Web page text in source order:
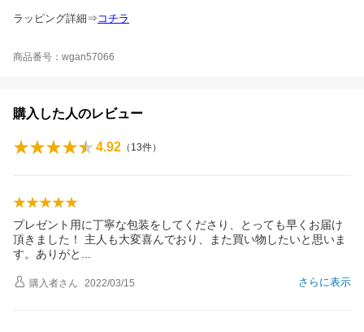
ラッピング詳細⇒ コチラ
商品番号：wgan57066
購入した人のレビュー
4.92 （ 13件）
プレゼント用に丁寧な包装をしてくださり、とっても早くお届け
頂きました！ 主人も大変喜んでおり、また買い物したいと思いま
す。ありがと
さらに表示
購入者さん 2022/03/15